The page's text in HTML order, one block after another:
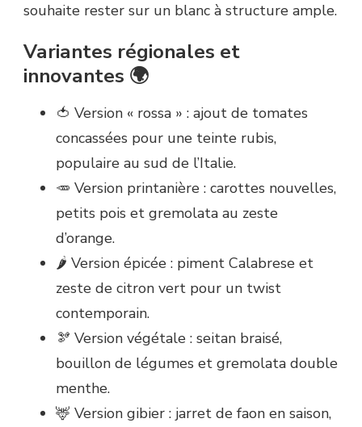
souhaite rester sur un blanc à structure ample.
Variantes régionales et
innovantes 🌍
🍅 Version « rossa » : ajout de tomates
concassées pour une teinte rubis,
populaire au sud de l’Italie.
🥕 Version printanière : carottes nouvelles,
petits pois et gremolata au zeste
d’orange.
🌶️ Version épicée : piment Calabrese et
zeste de citron vert pour un twist
contemporain.
🫘 Version végétale : seitan braisé,
bouillon de légumes et gremolata double
menthe.
🦌 Version gibier : jarret de faon en saison,